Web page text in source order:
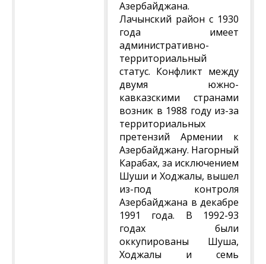
Азербайджана.
Лачынский район с 1930
года имеет
административно-
территориальный
статус. Конфликт между
двумя южно-
кавказскими странами
возник в 1988 году из-за
территориальных
претензий Армении к
Азербайджану. Нагорный
Карабах, за исключением
Шуши и Ходжалы, вышел
из-под контроля
Азербайджана в декабре
1991 года. В 1992-93
годах были
оккупированы Шуша,
Ходжалы и семь